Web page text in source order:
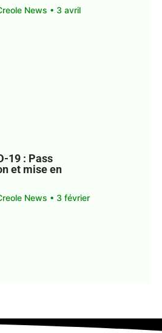
News • 3 avril
19 : Pass
et mise en
News • 3 février